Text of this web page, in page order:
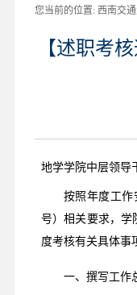
您当前的位置: 西南交
【述职考
地学学院中层领导
按照年度工
号）相关要求，学
度考核有关具体事
一、撰写工作